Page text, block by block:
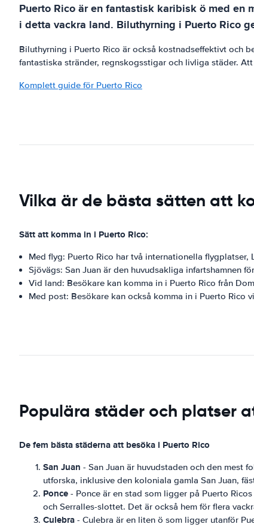
Puerto Rico är en fantastisk karibisk ö med
i detta vackra land. Biluthyrning i Puerto Rico
Biluthyrning i Puerto Rico är också kostnadseffektivt och
fantastiska stränder, regnskogsstigar och livliga städer.
Komplett guide för Puerto Rico
Vilka är de bästa sätten att
Sätt att komma in i Puerto Rico:
Med flyg: Puerto Rico har två internationella
Sjövägs: San Juan är den huvudsakliga infartshamnen
Vid land: Besökare kan komma in i Puerto Rico från
Med post: Besökare kan också komma in i Puerto Rico
Populära städer och platser
De fem bästa städerna att besöka i Puerto Rico
San Juan - San Juan är huvudstaden och den mest
utforska, inklusive den koloniala gamla San Juan,
Ponce - Ponce är en stad som ligger på Puerto
och Serralles-slottet. Det är också hem för flera
Culebra - Culebra är en liten ö som ligger utanför